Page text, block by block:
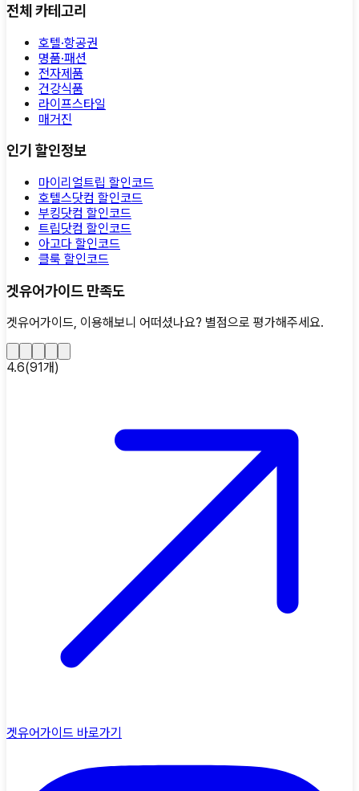
전체 카테고리
호텔·항공권
명품·패션
전자제품
건강식품
라이프스타일
매거진
인기 할인정보
마이리얼트립 할인코드
호텔스닷컴 할인코드
부킹닷컴 할인코드
트립닷컴 할인코드
아고다 할인코드
클룩 할인코드
겟유어가이드 만족도
겟유어가이드, 이용해보니 어떠셨나요? 별점으로 평가해주세요.
4.6(91개)
겟유어가이드 바로가기